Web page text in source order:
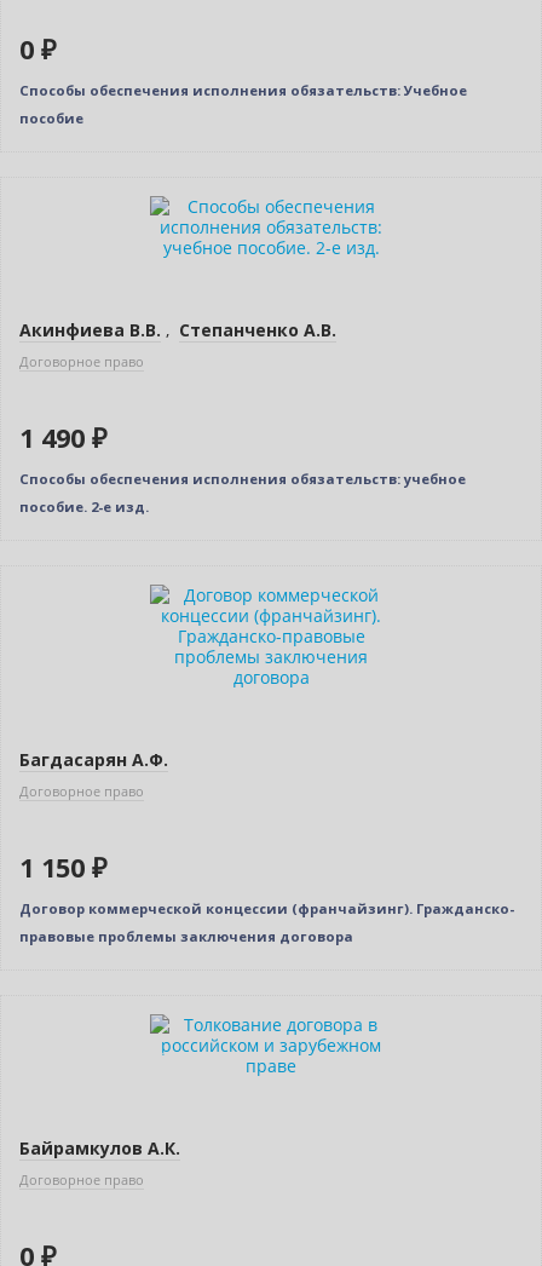
0 ₽
Способы обеспечения исполнения обязательств: Учебное
пособие
Акинфиева В.В. , Степанченко А.В.
Договорное право
1 490 ₽
Способы обеспечения исполнения обязательств: учебное
пособие. 2-е изд.
Багдасарян А.Ф.
Договорное право
1 150 ₽
Договор коммерческой концессии (франчайзинг). Гражданско-
правовые проблемы заключения договора
Индивидуальный подход
Байрамкулов А.К.
Договорное право
0 ₽